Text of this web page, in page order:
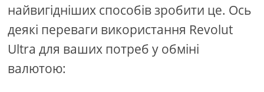
найвигідніших способів зробити це. Ось
деякі переваги використання Revolut
Ultra для ваших потреб у обміні
валютою: